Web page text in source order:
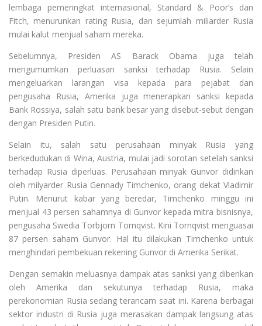
lembaga pemeringkat internasional, Standard & Poor’s dan
Fitch, menurunkan rating Rusia, dan sejumlah miliarder Rusia
mulai kalut menjual saham mereka.
Sebelumnya, Presiden AS Barack Obama juga telah
mengumumkan perluasan sanksi terhadap Rusia. Selain
mengeluarkan larangan visa kepada para pejabat dan
pengusaha Rusia, Amerika juga menerapkan sanksi kepada
Bank Rossiya, salah satu bank besar yang disebut-sebut dengan
dengan Presiden Putin.
Selain itu, salah satu perusahaan minyak Rusia yang
berkedudukan di Wina, Austria, mulai jadi sorotan setelah sanksi
terhadap Rusia diperluas. Perusahaan minyak Gunvor didirikan
oleh milyarder Rusia Gennady Timchenko, orang dekat Vladimir
Putin. Menurut kabar yang beredar, Timchenko minggu ini
menjual 43 persen sahamnya di Gunvor kepada mitra bisnisnya,
pengusaha Swedia Torbjorn Tornqvist. Kini Tornqvist menguasai
87 persen saham Gunvor. Hal itu dilakukan Timchenko untuk
menghindari pembekuan rekening Gunvor di Amerika Serikat.
Dengan semakin meluasnya dampak atas sanksi yang diberikan
oleh Amerika dan sekutunya terhadap Rusia, maka
perekonomian Rusia sedang terancam saat ini. Karena berbagai
sektor industri di Rusia juga merasakan dampak langsung atas